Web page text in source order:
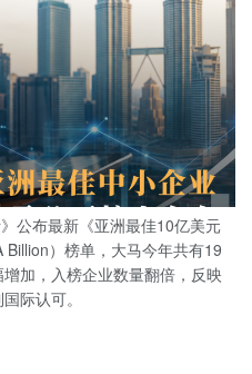
公布最新《亚洲最佳10亿美元
）榜单，大马今年共有19
加，入榜企业数量翻倍，反映
际认可。